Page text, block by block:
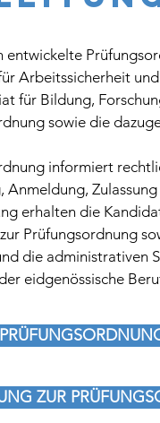
entwickelte
Arbeitssicherheit
für Bildung,
sowie die
informiert
Anmeldung,
erhalten die
Prüfungsordnung
die administrativen
eidgenössische
ZUR